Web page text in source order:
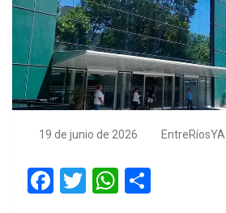
19 de junio de 2026 EntreRíosYA
F
T
W